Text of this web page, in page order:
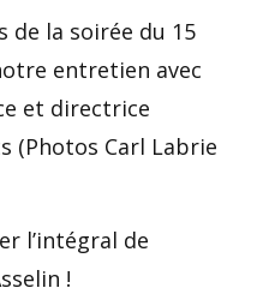
de la soirée du 15
entretien avec
et directrice
(Photos Carl Labrie
l’intégral de
!